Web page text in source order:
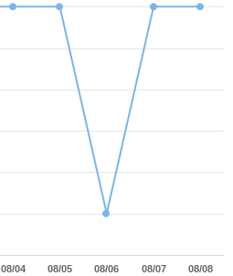
08/04 08/05 08/06 08/07 08/08